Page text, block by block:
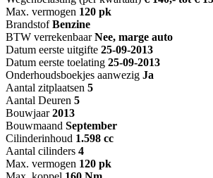
Max. vermogen 120 pk
Brandstof Benzine
BTW verrekenbaar Nee, marge auto
Datum eerste uitgifte 25-09-2013
Datum eerste toelating 25-09-2013
Onderhoudsboekjes aanwezig Ja
Aantal zitplaatsen 5
Aantal Deuren 5
Bouwjaar 2013
Bouwmaand September
Cilinderinhoud 1.598 cc
Aantal cilinders 4
Max. vermogen 120 pk